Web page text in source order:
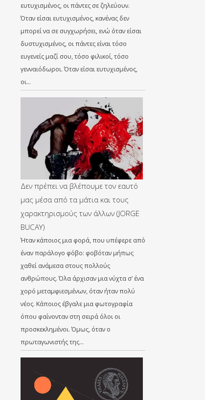
ευτυχισμένος, οι πάντες σε ζηλεύουν.
Όταν είσαι ευτυχισμένος, κανένας δεν
μπορεί να σε συγχωρήσει, ενώ όταν είσαι
δυστυχισμένος, οι πάντες είναι τόσο
ευγενείς μαζί σου, τόσο φιλικοί, τόσο
γενναιόδωροι. Όταν είσαι ευτυχισμένος,
οι…
Δεν πρέπει να βλέπουμε τον εαυτό
μας μέσα από τα μάτια και τους
χαρακτηρισμούς των άλλων (JORGE
BUCAY)
Ήταν κάποιος μια φορά, που υπέφερε από
έναν παράλογο φόβο: φοβόταν μήπως
χαθεί ανάμεσα στους πολλούς
ανθρώπους. Όλα άρχισαν μια νύχτα σ’ ένα
χορό μεταμφιεσμένων, όταν ήταν πολύ
νέος. Κάποιος έβγαλε μια φωτογραφία
όπου φαίνονταν στη σειρά όλοι οι
προσκεκλημένοι. Όμως, όταν ο
πρωταγωνιστής της…